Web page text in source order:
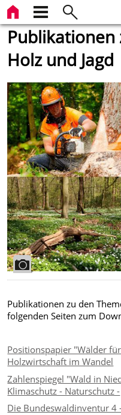
Publikationen
Holz und Jagd
Publikationen zu den
folgenden Seiten zum
Positionspapier "Wälder
Holzwirtschaft im Wandel
Zahlenspiegel "Wald in
Klimaschutz - Naturschutz -
Die Bundeswaldinventur 4